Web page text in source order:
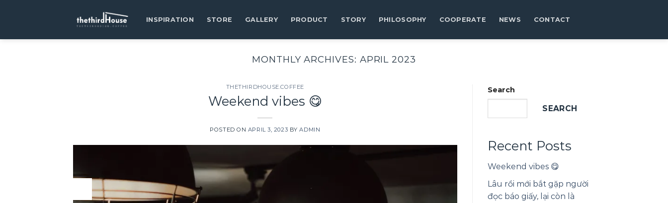
INSPIRATION STORE GALLERY PRODUCT STORY PHILOSOPHY COOPERATE NEWS CONTACT
MONTHLY ARCHIVES: APRIL 2023
THETHIRDHOUSE.COFFEE
Weekend vibes 😋
POSTED ON APRIL 3, 2023 BYADMIN
Search
SEARCH
Recent Posts
Weekend vibes 😋
Lâu rồi mới bắt gặp người
đọc báo giấy, lại còn là